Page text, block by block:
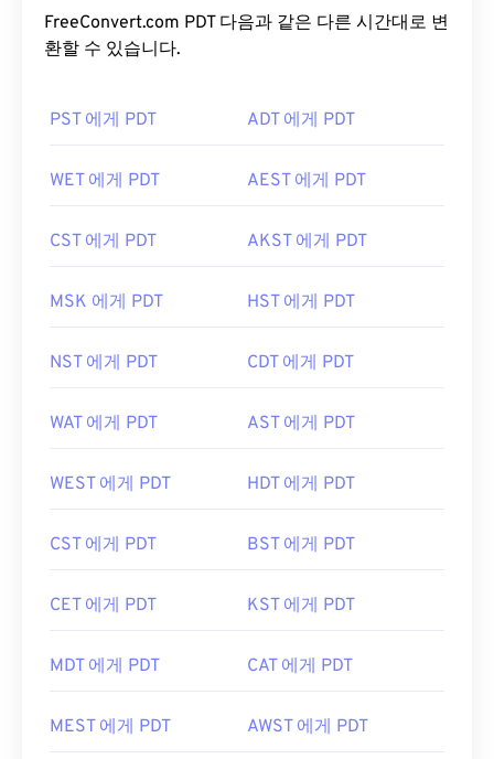
FreeConvert.com PDT 다음과 같은 다른 시간대로 변
환할 수 있습니다.
PST 에게 PDT ADT 에게 PDT
WET 에게 PDT AEST 에게 PDT
CST 에게 PDT AKST 에게 PDT
MSK 에게 PDT HST 에게 PDT
NST 에게 PDT CDT 에게 PDT
WAT 에게 PDT AST 에게 PDT
WEST 에게 PDT HDT 에게 PDT
CST 에게 PDT BST 에게 PDT
CET 에게 PDT KST 에게 PDT
MDT 에게 PDT CAT 에게 PDT
MEST 에게 PDT AWST 에게 PDT